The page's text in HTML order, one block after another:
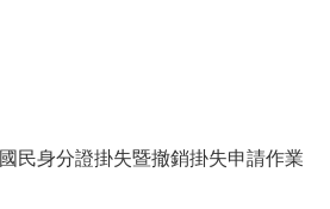
國民身分證掛失暨撤銷掛失申請作業